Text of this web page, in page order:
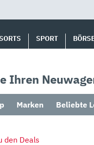
SPORT
Ihren
Marken Beliebte
den Deals